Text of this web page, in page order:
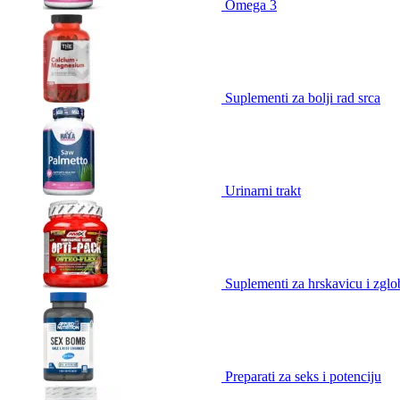
Omega 3
Suplementi za bolji rad srca
Urinarni trakt
Suplementi za hrskavicu i
Preparati za seks i potenciju